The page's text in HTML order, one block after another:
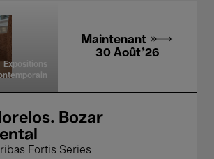
Expositions
Maintenant →
30 Août'26
Bozar
Fortis Series